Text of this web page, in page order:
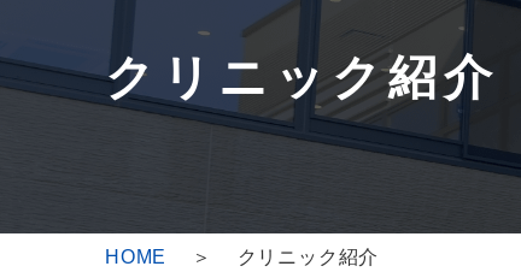
クリニック紹介
HOME クリニック紹介